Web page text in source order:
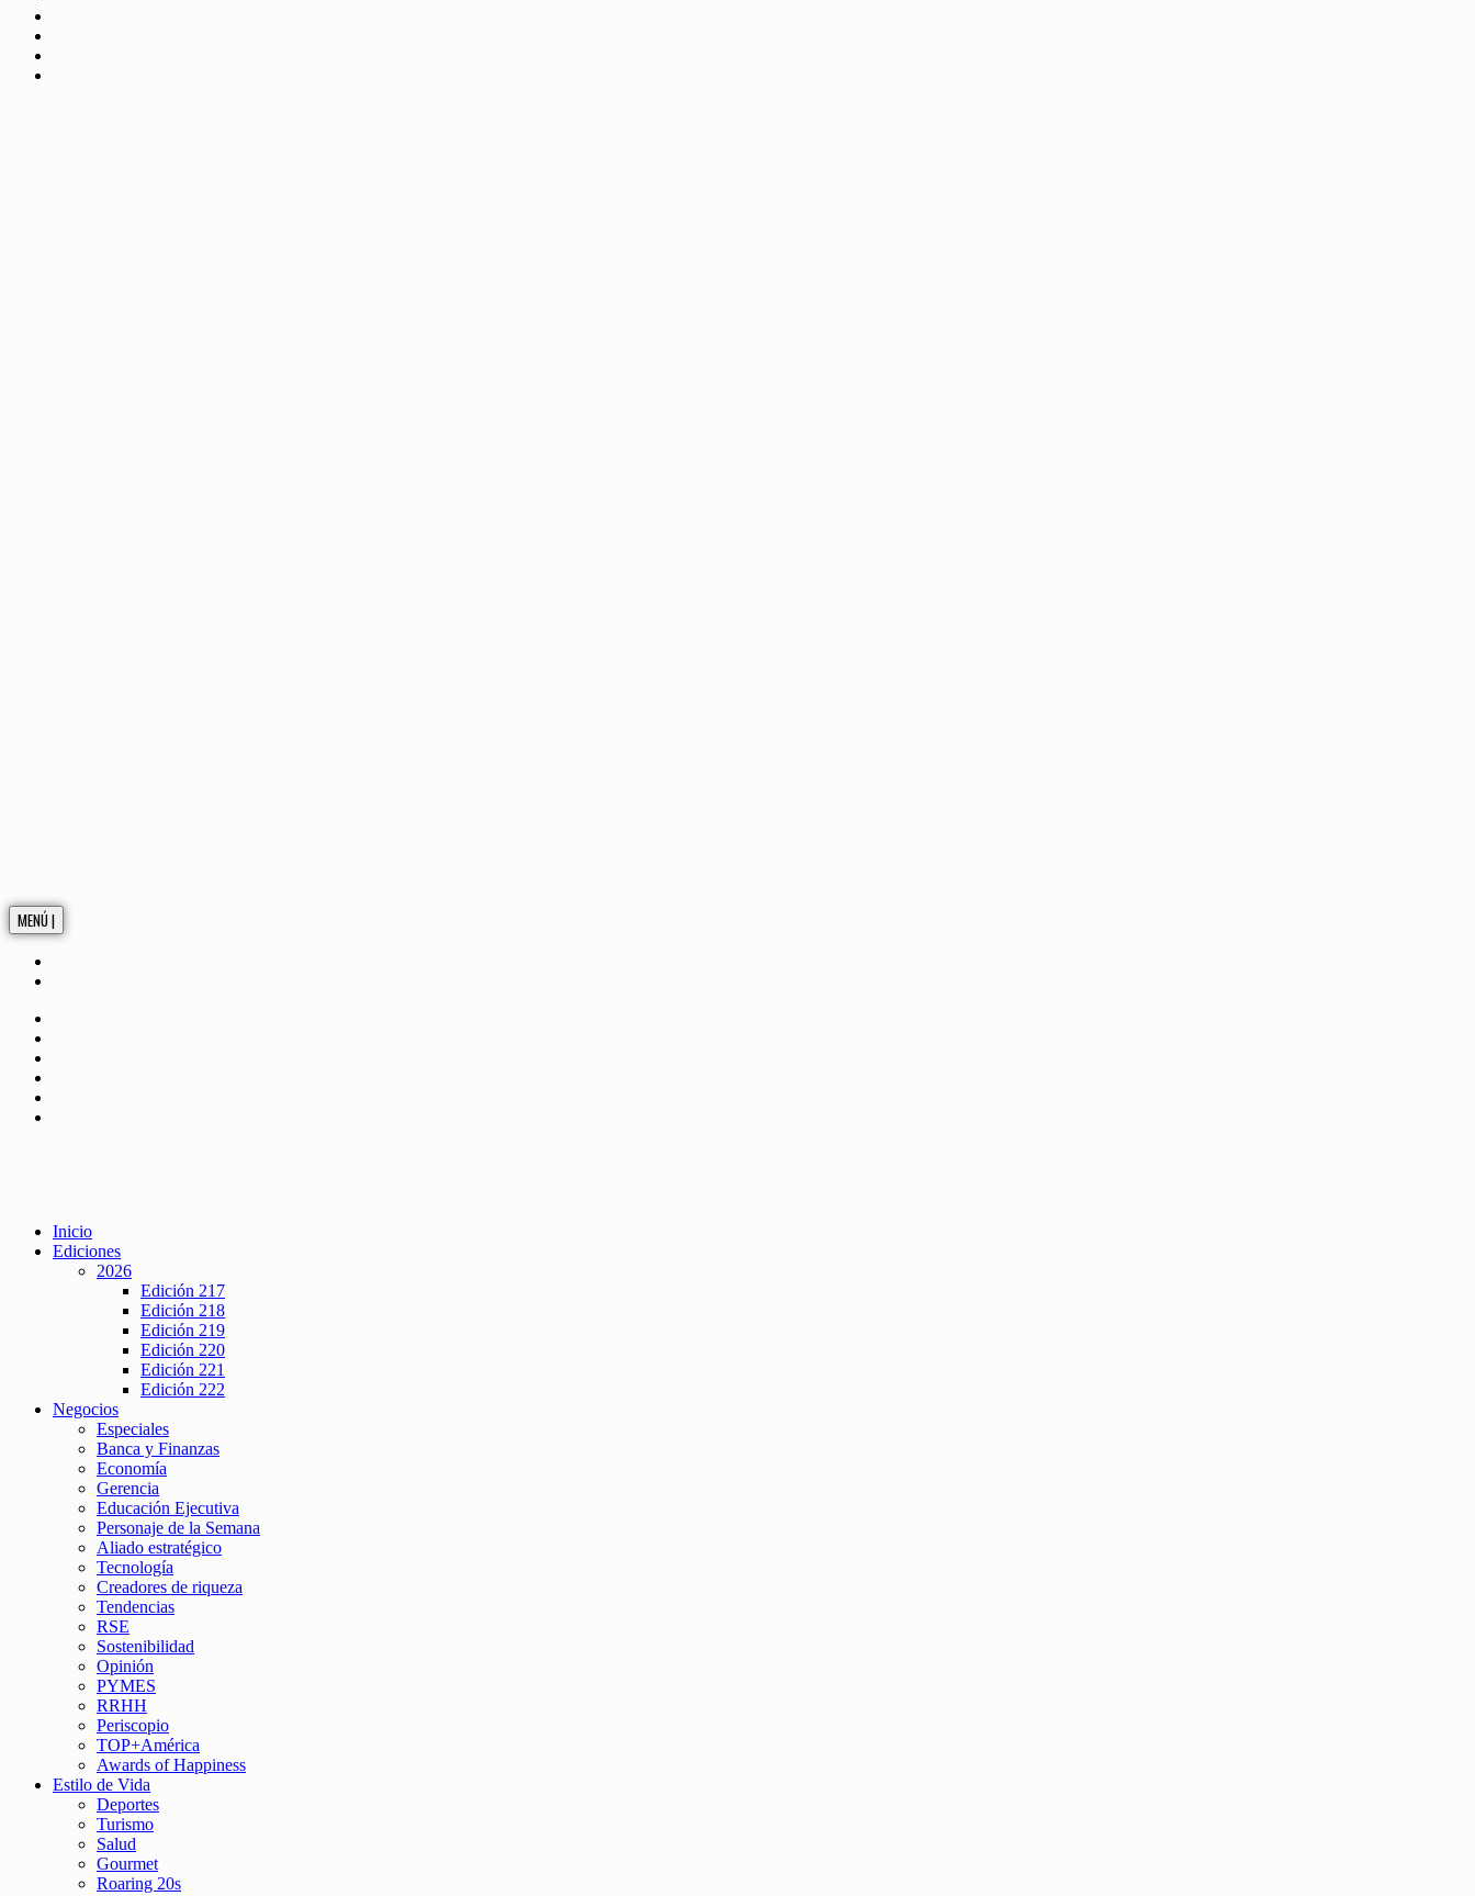
MENÚ |
Inicio
Ediciones
2026
Edición 217
Edición 218
Edición 219
Edición 220
Edición 221
Edición 222
Negocios
Especiales
Banca y Finanzas
Economía
Gerencia
Educación Ejecutiva
Personaje de la Semana
Aliado estratégico
Tecnología
Creadores de riqueza
Tendencias
RSE
Sostenibilidad
Opinión
PYMES
RRHH
Periscopio
TOP+América
Awards of Happiness
Estilo de Vida
Deportes
Turismo
Salud
Gourmet
Roaring 20s